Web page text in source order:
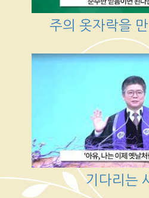
주의 옷자락을
기다리는